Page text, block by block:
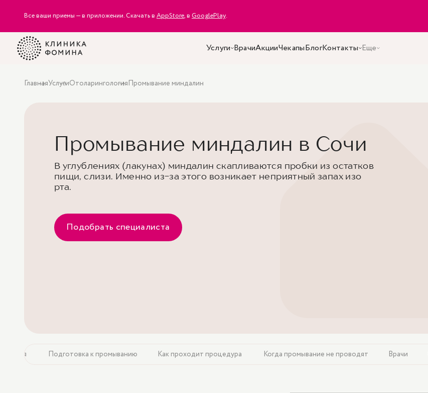
Все ваши приемы — в приложении. Скачать в AppStore, в GooglePlay.
Услуги ВрачиАкцииЧекапыБлогКонтакты Еще
ГлавнаяУслугиОтоларингологияПромывание миндалин
Промывание миндалин в Сочи
В углублениях (лакунах) миндалин скапливаются пробки из остатков
пищи, слизи. Именно из-за этого возникает неприятный запах изо
рта.
Подобрать специалиста
Подготовка к промыванию Как проходит процедура Когда промывание не проводят Врачи